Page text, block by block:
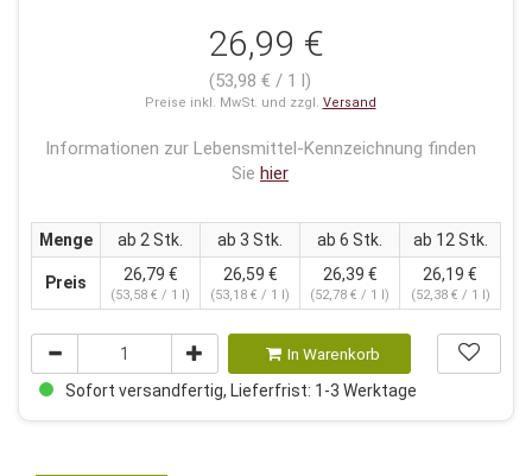
26,99 €
(53,98 € / 1 l)
Preise inkl. MwSt. und zzgl. Versand
Informationen zur Lebensmittel-Kennzeichnung finden
Sie hier
Menge ab 2 Stk. ab 3 Stk. ab 6 Stk. ab 12 Stk.
Preis 26,79 €
(53,58 € / 1 l)
26,59 €
(53,18 € / 1 l)
26,39 €
(52,78 € / 1 l)
26,19 €
(52,38 € / 1 l)
In Warenkorb
Sofort versandfertig, Lieferfrist: 1-3 Werktage